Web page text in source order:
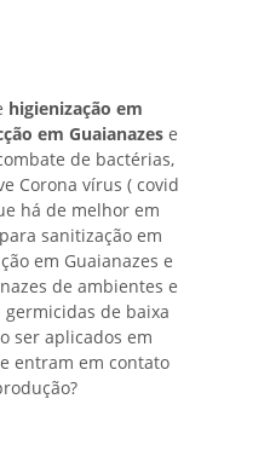
higienização em
em Guaianazese
de bactérias,
Corona vírus ( covid
há de melhor em
sanitização em
em Guaianazes e
de ambientes e
de baixa
ser aplicados em
entram em contato